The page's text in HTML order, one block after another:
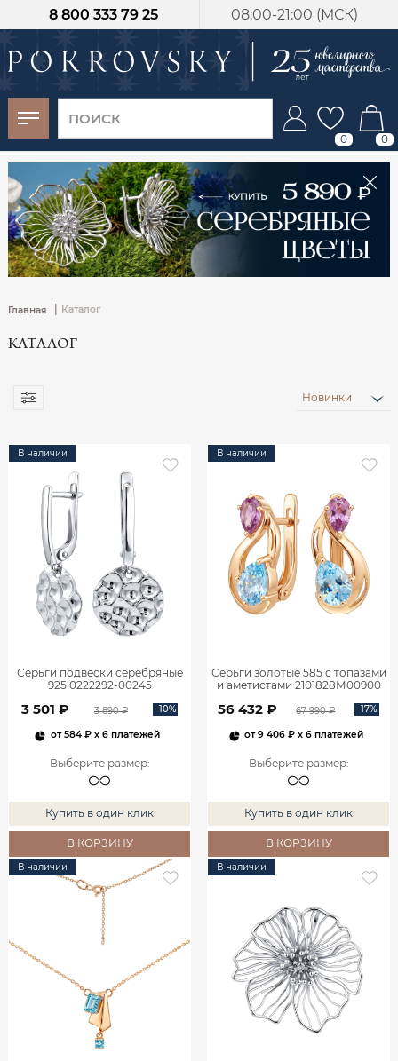
08:00-21:00 (МСК)
8 800 333 79 25
0 0
Главная Каталог
КАТАЛОГ
Новинки
В наличии
Серьги подвески серебряные
925 0222292-00245
3 501 ₽ 3 890 ₽ -10%
от584 ₽x 6 платежей
Выберите размер:
Купить в один клик
В КОРЗИНУ
В наличии
Серьги золотые 585 с топазами
и аметистами 2101828М00900
56 432 ₽ 67 990 ₽ -17%
от9 406 ₽ x 6 платежей
Выберите размер:
Купить в один клик
В КОРЗИНУ
В наличии В наличии
-30%
от 15 дней с
момента оплаты